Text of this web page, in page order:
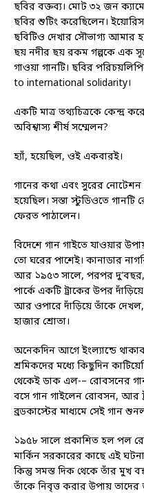
ছবির বক্তব্য। মোট ৩২ জন
ছবির শুটিং করেছিলেন।
ছবিটিও দেখার সৌভাগ্য আমার
ছয় নদীর ছয় রকম গল্পকে এক
গাওয়া গানটি। ছবির
to international solidarity।
একটি মাত্র তথ্যচিত্রকে কেন্দ্র
অবিশ্বাস্য শীর্ষ সম্মেলন?
হ্যাঁ, হয়েছিল, ওই একবারই।
গানের কথা এবং সুরের নোটেশন
হয়েছিল। সস্তা স্টুডিওতে গানটি
ফেরত পাঠালেন।
বিদেশে গান গাইতে যাওয়ার
তো ঘরের পাশেই। কানাডার
আর ১৯৫৩ সালে, পরপর দু’বছর,
পার্কে একটি ট্রাকের উপর
আর ওপারে দাঁড়িয়ে তাঁকে
হাজার শ্রোতা।
অনেকদিন আগে ইংল্যান্ডে
শ্রমিকদের মধ্যে কিছুদিন
থেকেই ডাক এল-– রোবসনের
বসে গান গাইলেন রোবসন, আর
ব্রডকাস্টের মাধ্যমে সেই গান
১৯৫৮ সালে প্রকাশিত হল পল
মার্কিন সরকারের কাছে এই
কিন্তু সমস্ত দিক থেকে তাঁর মুখ
তাঁকে নিবৃত্ত করার উপায়